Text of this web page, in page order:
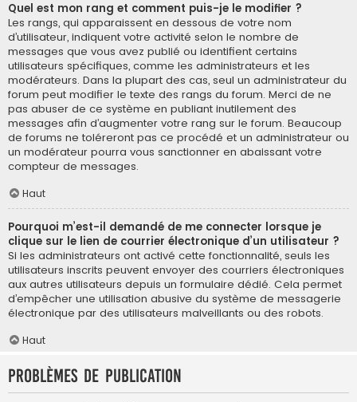
Quel est mon rang et comment puis-je le modifier ?
Les rangs, qui apparaissent en dessous de votre nom
d’utilisateur, indiquent votre activité selon le nombre de
messages que vous avez publié ou identifient certains
utilisateurs spécifiques, comme les administrateurs et les
modérateurs. Dans la plupart des cas, seul un administrateur du
forum peut modifier le texte des rangs du forum. Merci de ne
pas abuser de ce système en publiant inutilement des
messages afin d’augmenter votre rang sur le forum. Beaucoup
de forums ne toléreront pas ce procédé et un administrateur ou
un modérateur pourra vous sanctionner en abaissant votre
compteur de messages.
Haut
Pourquoi m’est-il demandé de me connecter lorsque je
clique sur le lien de courrier électronique d’un utilisateur ?
Si les administrateurs ont activé cette fonctionnalité, seuls les
utilisateurs inscrits peuvent envoyer des courriers électroniques
aux autres utilisateurs depuis un formulaire dédié. Cela permet
d’empêcher une utilisation abusive du système de messagerie
électronique par des utilisateurs malveillants ou des robots.
Haut
Problèmes de publication